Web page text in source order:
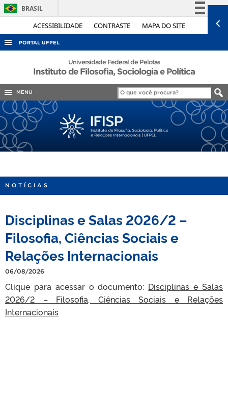
ACESSIBILIDADE CONTRASTE MAPA DO SITE
BRASIL
Simplifique!
Acesso à informação
Legislação
Canais
PORTAL UFPEL
ACESSO À INFORMAÇÃO
COBALTO
CONCURSOS
EDITAIS
INTERNACIONAL
PORTARIAS
Universidade Federal de Pelotas
Instituto de Filosofia, Sociologia e Política
MENU
NOTÍCIAS
Disciplinas e Salas 2026/2 –
Filosofia, Ciências Sociais e
Relações Internacionais
06/08/2026
Clique para acessar o documento: Disciplinas e Salas
2026/2 – Filosofia, Ciências Sociais e Relações
Internacionais